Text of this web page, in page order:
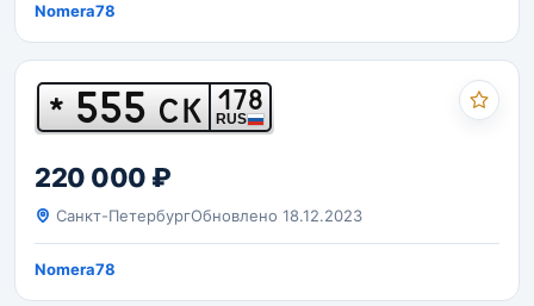
Nomera78
* 555 СК 178
RUS
220 000 ₽
Санкт-ПетербургОбновлено 18.12.2023
Nomera78